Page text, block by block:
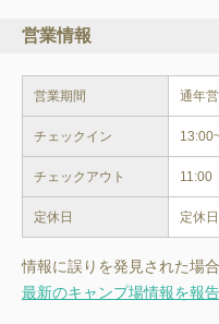
営業情報
営業期間
チェックイン
チェックアウト 11:00
定休日 定休
情報に誤りを発見された場
最新のキャンプ場情報を報告